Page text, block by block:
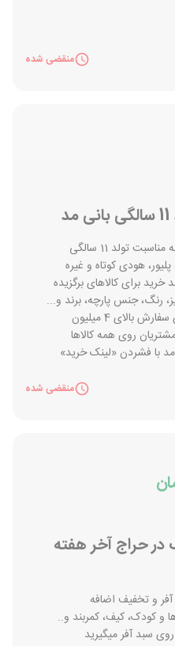
منقضی شده
مناسبت تولد 11 سالگی
هودی کوتاه و غیره
رنگ، جنس پارچه، برند و...
با فشردن «لینک خرید»
منقضی شده
در حراج آخر هفته
و تخفیف اضافه
و کودک، کیف، کمربند و..
سبد آفر میگیرید